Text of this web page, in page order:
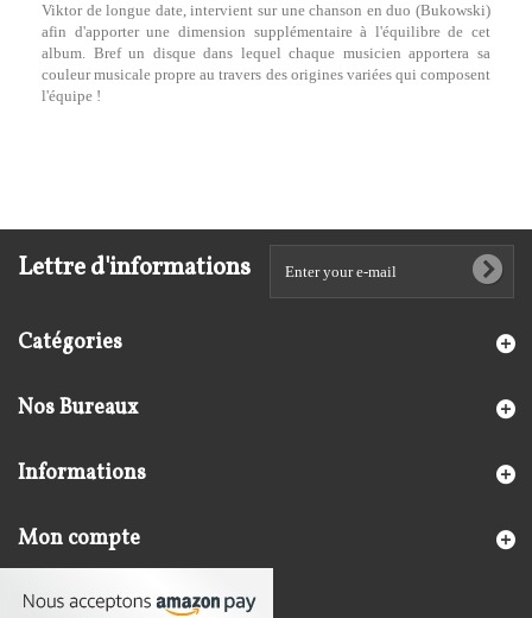
Viktor de longue date, intervient sur une chanson en duo (Bukowski)
afin d'apporter une dimension supplémentaire à l'équilibre de cet
album. Bref un disque dans lequel chaque musicien apportera sa
couleur musicale propre au travers des origines variées qui composent
l'équipe !
Lettre d'informations
Catégories
Nos Bureaux
Informations
Mon compte